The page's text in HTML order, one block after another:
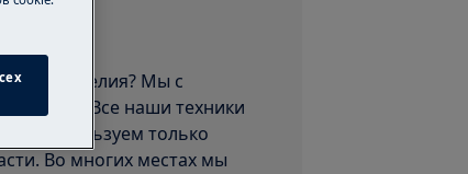
изделия? Мы с
поможем. Все наши техники
мы используем только
Во многих местах мы